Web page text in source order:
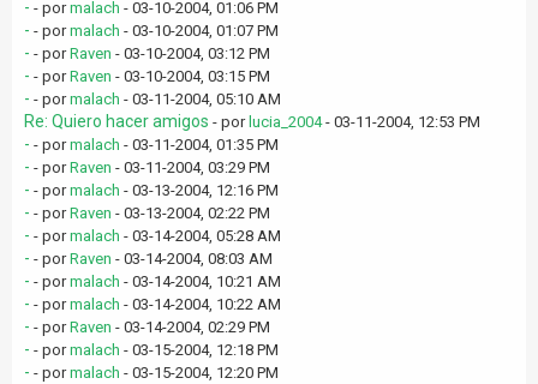
- - pormalach - 03-10-2004, 01:06 PM
- - pormalach - 03-10-2004, 01:07 PM
- - porRaven - 03-10-2004, 03:12 PM
- - porRaven - 03-10-2004, 03:15 PM
- - pormalach - 03-11-2004, 05:10 AM
Re: Quiero hacer amigos - por lucia_2004- 03-11-2004, 12:53 PM
- - pormalach - 03-11-2004, 01:35 PM
- - porRaven - 03-11-2004, 03:29 PM
- - pormalach - 03-13-2004, 12:16 PM
- - porRaven - 03-13-2004, 02:22 PM
- - pormalach - 03-14-2004, 05:28 AM
- - porRaven - 03-14-2004, 08:03 AM
- - pormalach - 03-14-2004, 10:21 AM
- - pormalach - 03-14-2004, 10:22 AM
- - porRaven - 03-14-2004, 02:29 PM
- - pormalach - 03-15-2004, 12:18 PM
- - pormalach - 03-15-2004, 12:20 PM